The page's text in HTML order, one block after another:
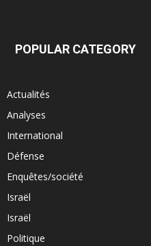
POPULAR CATEGORY
Actualités
Analyses
International
Défense
Enquêtes/société
Israël
Israël
Politique